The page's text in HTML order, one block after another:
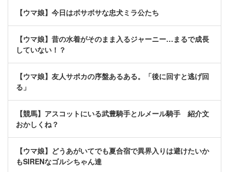
【ウマ娘】今日はボサボサな忠犬ミラ公たち
【ウマ娘】昔の水着がそのまま入るジャーニー…まるで成長
していない！？
【ウマ娘】友人サポカの序盤あるある。「後に回すと逃げ回
る」
【競馬】アスコットにいる武豊騎手とルメール騎手 紹介文
おかしくね？
【ウマ娘】どうあがいてでも夏合宿で異界入りは避けたいか
もSIRENなゴルシちゃん達